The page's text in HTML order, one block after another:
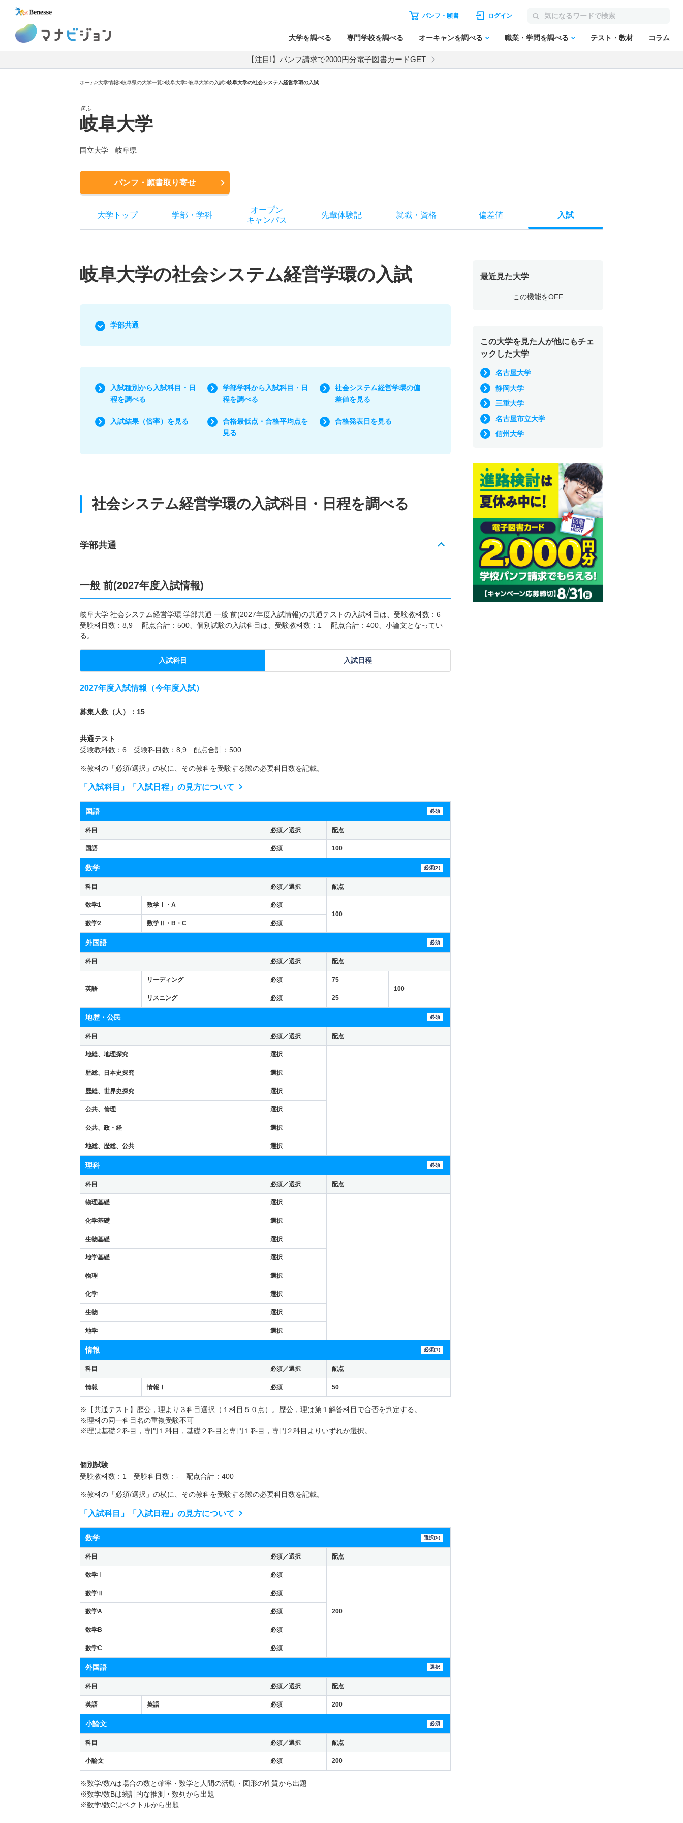
パンフ・願書 ログイン
大学を調べる 専門学校を調べる オーキャンを調べる 職業・学問を調べる テスト・教材 コラム
【注目!】パンフ請求で2000円分電子図書カードGET
ホーム>大学情報>岐阜県の大学一覧>岐阜大学>岐阜大学の入試>岐阜大学の社会システム経営学環の入試
ぎふ
岐阜大学
国立大学 岐阜県
パンフ・願書取り寄せ
大学トップ 学部 ・ 学科
オープン
キャンパス
先輩体験記 就職・ 資格 偏差値 入試
岐阜大学の社会システム経営学環の入試
学部共通
入試種別から入試科目・日
程を調べる
学部学科から入試科目・日
程を調べる
社会システム経営学環の偏
差値を見る
入試結果（倍率）を見る
合格最低点・合格平均点を
見る
合格発表日を見る
社会システム経営学環の入試科目・日程を調べる
学部共通
一般 前(2027年度入試情報)
岐阜大学 社会システム経営学環 学部共通 一般 前(2027年度入試情報)の共通テストの入試科目は、受験教科数：6
受験科目数：8,9 配点合計：500、個別試験の入試科目は、受験教科数：1 配点合計：400、小論文となってい
る。
入試科目 入試日程
2027年度入試情報（今年度入試）
募集人数（人）：15
共通テスト
受験教科数：6 受験科目数：8,9 配点合計：500
※教科の「必須/選択」の横に、その教科を受験する際の必要科目数を記載。
「入試科目」「入試日程」の見方について
国語 必須
科目 必須／選択 配点
国語 必須 100
数学 必須(2)
科目 必須／選択 配点
数学1 数学Ⅰ・A
必須
100
数学2
数学Ⅱ・B・C 必須
外国語 必須
科目 必須／選択 配点
英語
リーディング 必須
75
100
リスニング
必須 25
地歴・公民 必須
科目 必須／選択 配点
地総、地理探究 選択
歴総、日本史探究 選択
歴総、世界史探究 選択
公共、倫理 選択
公共、政・経 選択
地総、歴総、公共 選択
理科 必須
科目 必須／選択 配点
物理基礎 選択
化学基礎 選択
生物基礎 選択
地学基礎 選択
物理 選択
化学 選択
生物 選択
地学 選択
情報 必須(1)
科目 必須／選択 配点
情報 情報Ⅰ 必須 50
※【共通テスト】歴公，理より３科目選択（１科目５０点）。歴公，理は第１解答科目で合否を判定する。
※理科の同一科目名の重複受験不可
※理は基礎２科目，専門１科目，基礎２科目と専門１科目，専門２科目よりいずれか選択。
個別試験
受験教科数：1 受験科目数：- 配点合計：400
※教科の「必須/選択」の横に、その教科を受験する際の必要科目数を記載。
「入試科目」「入試日程」の見方について
数学 選択(5)
科目 必須／選択 配点
数学Ⅰ 必須
200
数学Ⅱ 必須
数学A 必須
数学B 必須
数学C 必須
外国語 選択
科目 必須／選択 配点
英語 英語 必須 200
小論文 必須
科目 必須／選択 配点
小論文 必須 200
※数学/数Aは場合の数と確率・数学と人間の活動・図形の性質から出題
※数学/数Bは統計的な推測・数列から出題
※数学/数Cはベクトルから出題
最近見た大学
この機能をOFF
この大学を見た人が他にもチェ
ックした大学
名古屋大学
静岡大学
三重大学
名古屋市立大学
信州大学